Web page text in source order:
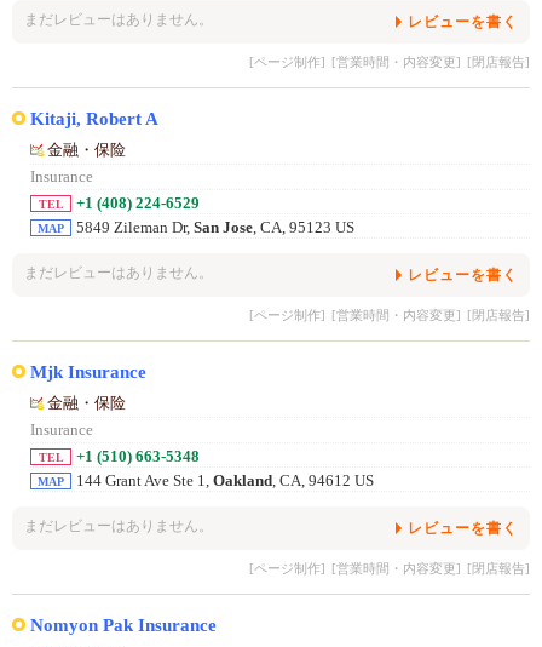
まだレビューはありません。 レビューを書く
[ページ制作] [営業時間・内容変更] [閉店報告]
Kitaji, Robert A
金融・保险
Insurance
TEL +1 (408) 224-6529
MAP 5849 Zileman Dr, San Jose, CA, 95123 US
まだレビューはありません。 レビューを書く
[ページ制作] [営業時間・内容変更] [閉店報告]
Mjk Insurance
金融・保险
Insurance
TEL +1 (510) 663-5348
MAP 144 Grant Ave Ste 1, Oakland, CA, 94612 US
まだレビューはありません。 レビューを書く
[ページ制作] [営業時間・内容変更] [閉店報告]
Nomyon Pak Insurance